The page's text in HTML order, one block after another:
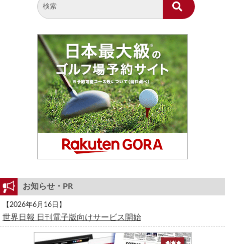
お知らせ・PR
【2026年6月16日】
世界日報 日刊電子版向けサービス開始